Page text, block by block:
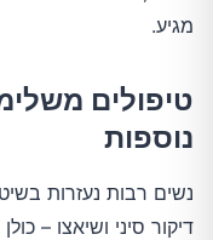
מגיע.
טיפולים
נוספות
נשים רבות נעזרות
דיקור סיני ושיאצו –